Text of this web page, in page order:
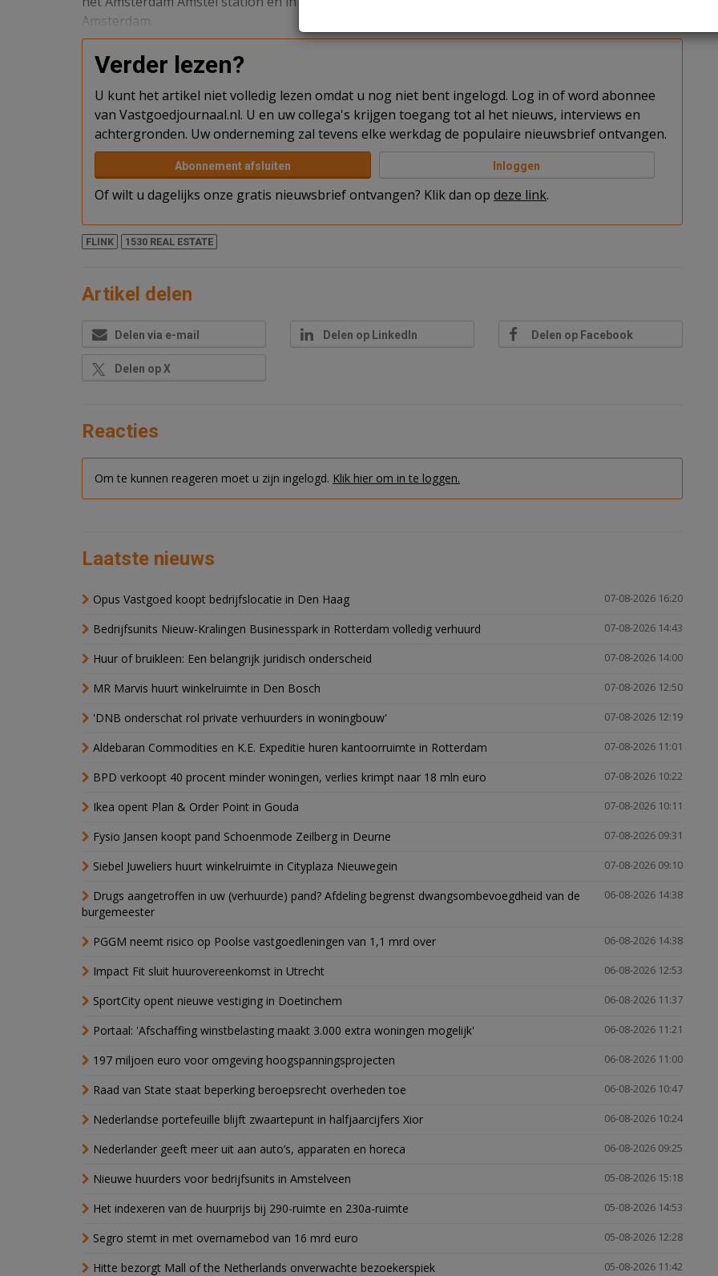
Amsterdam.
Verder lezen?
U kunt het artikel niet volledig lezen omdat u nog niet bent ingelogd. Log in of word abonnee
van Vastgoedjournaal.nl. U en uw collega's krijgen toegang tot al het nieuws, interviews en
achtergronden. Uw onderneming zal tevens elke werkdag de populaire nieuwsbrief ontvangen.
Abonnement afsluiten Inloggen
Of wilt u dagelijks onze gratis nieuwsbrief ontvangen? Klik dan op deze link.
FLINK 1530 REAL ESTATE
Artikel delen
Delen via e-mail Delen op LinkedIn Delen op Facebook
Delen op X
Reacties
Om te kunnen reageren moet u zijn ingelogd. Klik hier om in te loggen.
Laatste nieuws
07-08-2026 16:20
Opus Vastgoed koopt bedrijfslocatie in Den Haag
07-08-2026 14:43
Bedrijfsunits Nieuw-Kralingen Businesspark in Rotterdam volledig verhuurd
07-08-2026 14:00
Huur of bruikleen: Een belangrijk juridisch onderscheid
07-08-2026 12:50
MR Marvis huurt winkelruimte in Den Bosch
07-08-2026 12:19
'DNB onderschat rol private verhuurders in woningbouw'
07-08-2026 11:01
Aldebaran Commodities en K.E. Expeditie huren kantoorruimte in Rotterdam
07-08-2026 10:22
BPD verkoopt 40 procent minder woningen, verlies krimpt naar 18 mln euro
07-08-2026 10:11
Ikea opent Plan & Order Point in Gouda
07-08-2026 09:31
Fysio Jansen koopt pand Schoenmode Zeilberg in Deurne
07-08-2026 09:10
Siebel Juweliers huurt winkelruimte in Cityplaza Nieuwegein
06-08-2026 14:38
Drugs aangetroffen in uw (verhuurde) pand? Afdeling begrenst dwangsombevoegdheid van de
burgemeester
06-08-2026 14:38
PGGM neemt risico op Poolse vastgoedleningen van 1,1 mrd over
06-08-2026 12:53
Impact Fit sluit huurovereenkomst in Utrecht
06-08-2026 11:37
SportCity opent nieuwe vestiging in Doetinchem
06-08-2026 11:21
Portaal: 'Afschaffing winstbelasting maakt 3.000 extra woningen mogelijk'
06-08-2026 11:00
197 miljoen euro voor omgeving hoogspanningsprojecten
06-08-2026 10:47
Raad van State staat beperking beroepsrecht overheden toe
06-08-2026 10:24
Nederlandse portefeuille blijft zwaartepunt in halfjaarcijfers Xior
06-08-2026 09:25
Nederlander geeft meer uit aan auto’s, apparaten en horeca
05-08-2026 15:18
Nieuwe huurders voor bedrijfsunits in Amstelveen
05-08-2026 14:53
Het indexeren van de huurprijs bij 290-ruimte en 230a-ruimte
05-08-2026 12:28
Segro stemt in met overnamebod van 16 mrd euro
05-08-2026 11:42
Hitte bezorgt Mall of the Netherlands onverwachte bezoekerspiek